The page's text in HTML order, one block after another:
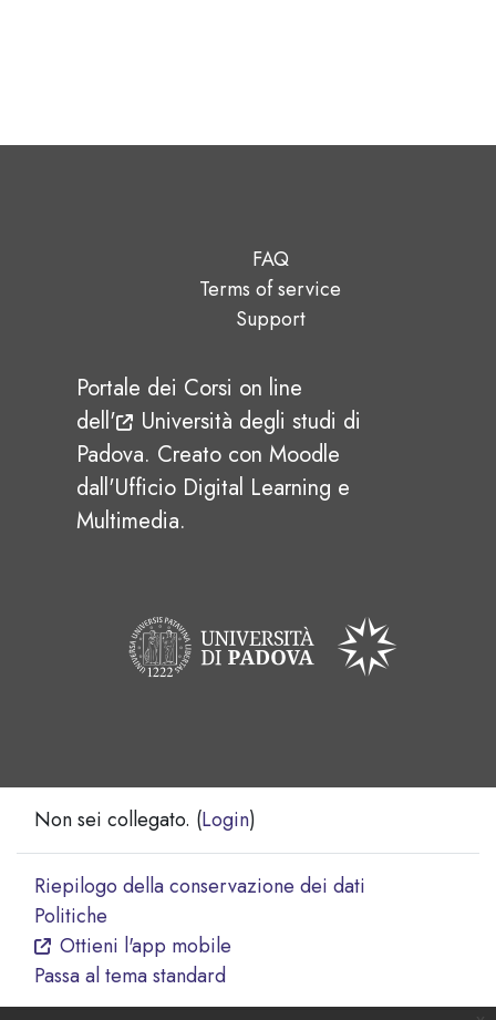
FAQ
Terms of service
Support
Portale dei Corsi on line
dell'
Università degli studi di
Padova. Creato con Moodle
dall'Ufficio Digital Learning e
Multimedia.
Non sei collegato. (Login)
Riepilogo della conservazione dei dati
Politiche
Ottieni l'app mobile
Passa al tema standard